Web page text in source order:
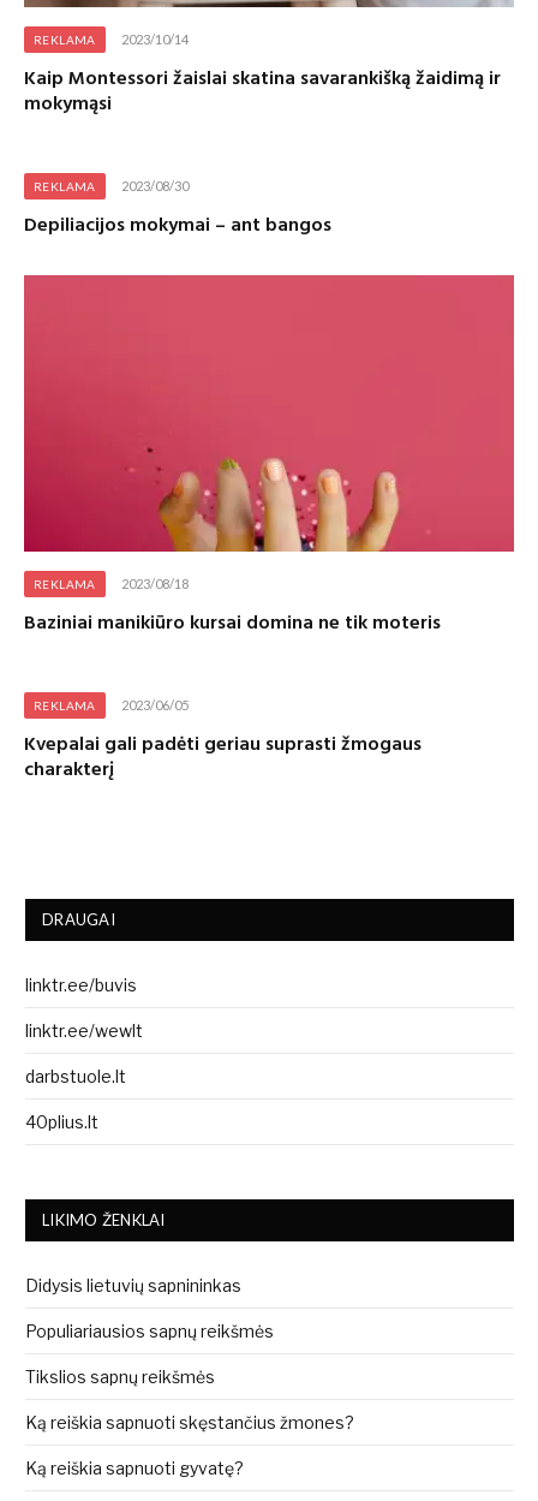
REKLAMA 2023/10/14
Kaip Montessori žaislai skatina savarankišką žaidimą ir
mokymąsi
REKLAMA 2023/08/30
Depiliacijos mokymai – ant bangos
REKLAMA 2023/08/18
Baziniai manikiūro kursai domina ne tik moteris
REKLAMA 2023/06/05
Kvepalai gali padėti geriau suprasti žmogaus
charakterį
DRAUGAI
linktr.ee/buvis
linktr.ee/wewlt
darbstuole.lt
40plius.lt
LIKIMO ŽENKLAI
Didysis lietuvių sapnininkas
Populiariausios sapnų reikšmės
Tikslios sapnų reikšmės
Ką reiškia sapnuoti skęstančius žmones?
Ką reiškia sapnuoti gyvatę?